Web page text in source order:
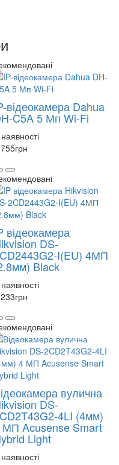
відеокамера Dahua
C5A 5 Мп Wi-Fi
грн
відеокамера
DS-
I(EU) 4МП
Black
грн
вулична
DS-
4LI (4мм)
МП Acusense Smart
Light